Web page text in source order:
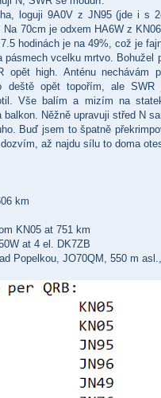
loguji 9A0V z JN95 (jde i s
Na 70cm je odxem HA6W z
hodinách je na 49%, což je
pásmech vcelku mrtvo. Bohužel
opět high. Anténu nechávám
deště opět topořím, ale
Vše balím a mizím na
balkon. Něžně upravuji střed N
Buď jsem to špatně
až najdu sílu to doma
km
KN05 at 751 km
at 4 el. DK7ZB
Popelkou, JO70QM, 550 m